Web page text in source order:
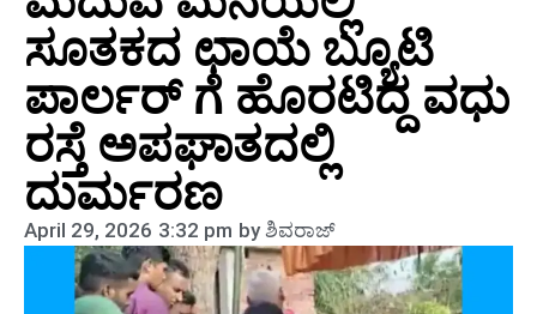
ಸೂತಕದ ಛಾಯೆ ಬ್ಯೂಟಿ
ಪಾರ್ಲರ್ ಗೆ ಹೊರಟಿದ್ದ ವಧು
ರಸ್ತೆ ಅಪಘಾತದಲ್ಲಿ
ದುರ್ಮರಣ
April 29, 2026 3:32 pm byಶಿವರಾಜ್